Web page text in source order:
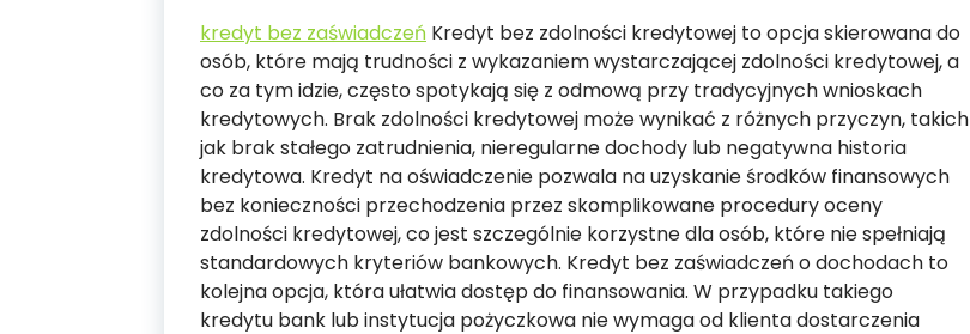
kredyt bez zaświadczeń Kredyt bez zdolności kredytowej to opcja skierowana do
osób, które mają trudności z wykazaniem wystarczającej zdolności kredytowej, a
co za tym idzie, często spotykają się z odmową przy tradycyjnych wnioskach
kredytowych. Brak zdolności kredytowej może wynikać z różnych przyczyn, takich
jak brak stałego zatrudnienia, nieregularne dochody lub negatywna historia
kredytowa. Kredyt na oświadczenie pozwala na uzyskanie środków finansowych
bez konieczności przechodzenia przez skomplikowane procedury oceny
zdolności kredytowej, co jest szczególnie korzystne dla osób, które nie spełniają
standardowych kryteriów bankowych. Kredyt bez zaświadczeń o dochodach to
kolejna opcja, która ułatwia dostęp do finansowania. W przypadku takiego
kredytu bank lub instytucja pożyczkowa nie wymaga od klienta dostarczenia